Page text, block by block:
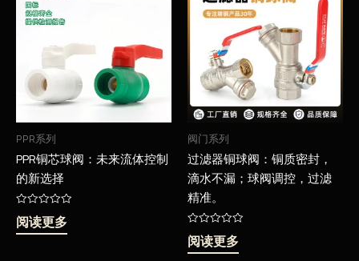
PPR系列
PPR铜芯球阀：未来流体控制
的新选择
评
分
0
阅读更多
阀门系列
过滤器铜球阀：铜质密封，
滴水不漏；球阀调控，过滤
精准。
评
分
0
阅读更多